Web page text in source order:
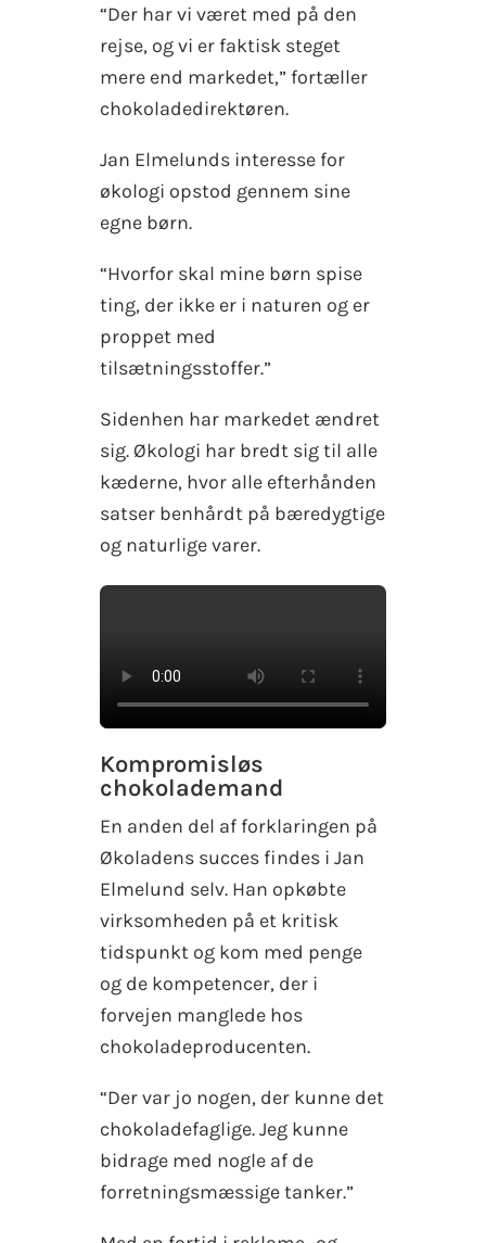
“Der har vi været med på den
rejse, og vi er faktisk steget
mere end markedet,” fortæller
chokoladedirektøren.
Jan Elmelunds interesse for
økologi opstod gennem sine
egne børn.
“Hvorfor skal mine børn spise
ting, der ikke er i naturen og er
proppet med
tilsætningsstoffer.”
Sidenhen har markedet ændret
sig. Økologi har bredt sig til alle
kæderne, hvor alle efterhånden
satser benhårdt på bæredygtige
og naturlige varer.
Kompromisløs
chokolademand
En anden del af forklaringen på
Økoladens succes findes i Jan
Elmelund selv. Han opkøbte
virksomheden på et kritisk
tidspunkt og kom med penge
og de kompetencer, der i
forvejen manglede hos
chokoladeproducenten.
“Der var jo nogen, der kunne det
chokoladefaglige. Jeg kunne
bidrage med nogle af de
forretningsmæssige tanker.”